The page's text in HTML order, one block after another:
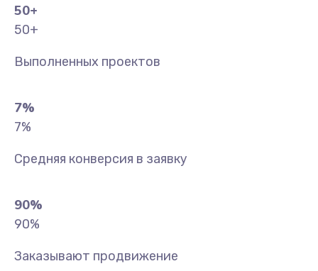
50+
50+
Выполненных проектов
7%
7%
Средняя конверсия в заявку
90%
90%
Заказывают продвижение